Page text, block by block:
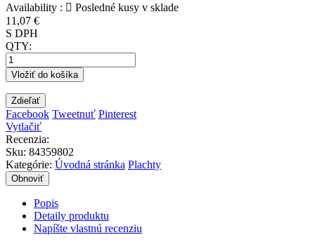
Availability :  Posledné kusy v sklade
11,07 €
S DPH
QTY:
Vložiť do košíka
Zdieľať
Facebook Tweetnuť Pinterest
Vytlačiť
Recenzia:
Sku: 84359802
Kategórie: Úvodná stránka Plachty
Popis
Detaily produktu
Napíšte vlastnú recenziu